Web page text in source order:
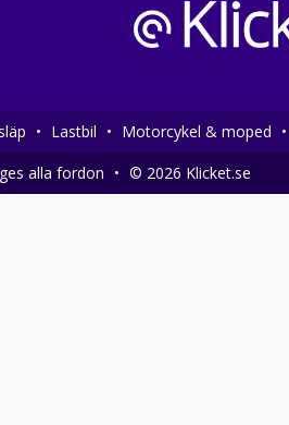
• Lastbil • Motorcykel & moped •
alla fordon • © 2026 Klicket.se